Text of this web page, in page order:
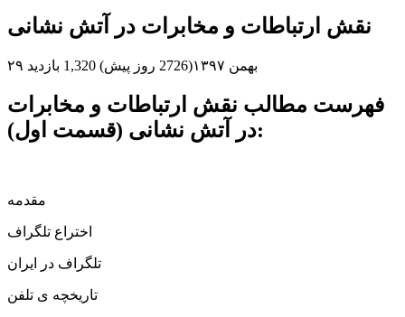
نقش ارتباطات و مخابرات در آتش نشانی
۲۹ بهمن ۱۳۹۷(2726 روز پیش) 1,320 بازدید
فهرست مطالب نقش ارتباطات و مخابرات
در آتش نشانی (قسمت اول):
مقدمه
اختراع تلگراف
تلگراف در ایران
تاریخچه ی تلفن